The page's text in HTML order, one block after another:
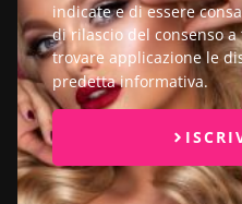
indicate e di essere
di rilascio del consenso
trovare applicazione le
predetta informativa.